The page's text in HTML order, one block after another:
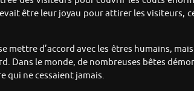
être leur joyau pour attirer les visiteurs,
mettre d’accord avec les êtres humains,
Dans le monde, de nombreuses bêtes
qui ne cessaient jamais.